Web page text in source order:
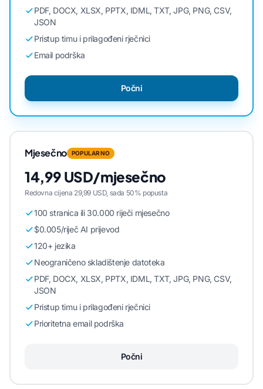
PDF, DOCX, XLSX, PPTX, IDML, TXT, JPG, PNG, CSV,
JSON
Pristup timu i prilagođeni rječnici
Email podrška
Počni
Mjesečno POPULARNO
14,99 USD/mjesečno
Redovna cijena 29,99 USD, sada 50% popusta
100 stranica ili 30.000 riječi mjesečno
$0.005/riječ AI prijevod
120+ jezika
Neograničeno skladištenje datoteka
PDF, DOCX, XLSX, PPTX, IDML, TXT, JPG, PNG, CSV,
JSON
Pristup timu i prilagođeni rječnici
Prioritetna email podrška
Počni